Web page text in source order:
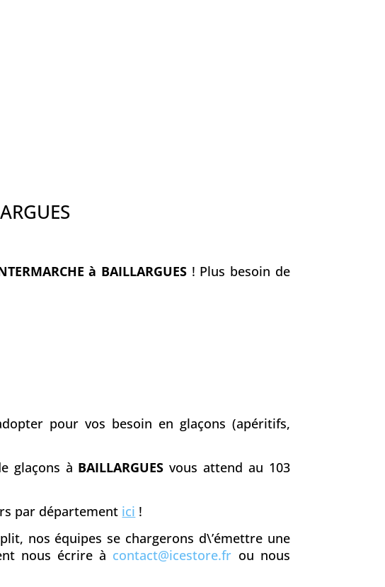
à BAILLARGUES ! Plus besoin de
pour vos besoin en glaçons (apéritifs,
glaçons à BAILLARGUES vous attend au 103
par département ici !
nos équipes se chargerons d\’émettre une
nous écrire à contact@icestore.fr ou nous